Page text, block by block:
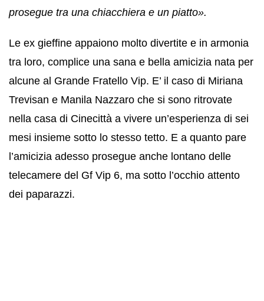
prosegue tra una chiacchiera e un piatto».
Le ex gieffine appaiono molto divertite e in armonia
tra loro, complice una sana e bella amicizia nata per
alcune al Grande Fratello Vip. E’ il caso di Miriana
Trevisan e Manila Nazzaro che si sono ritrovate
nella casa di Cinecittà a vivere un’esperienza di sei
mesi insieme sotto lo stesso tetto. E a quanto pare
l’amicizia adesso prosegue anche lontano delle
telecamere del Gf Vip 6, ma sotto l’occhio attento
dei paparazzi.